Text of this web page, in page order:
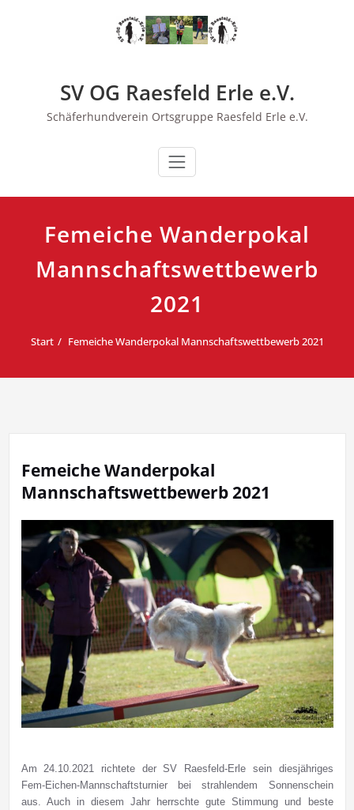
SV OG Raesfeld Erle e.V.
Schäferhundverein Ortsgruppe Raesfeld Erle e.V.
Femeiche Wanderpokal
Mannschaftswettbewerb
2021
Start Femeiche Wanderpokal Mannschaftswettbewerb 2021
Femeiche Wanderpokal
Mannschaftswettbewerb 2021
Am 24.10.2021 richtete der SV Raesfeld-Erle sein diesjähriges
Fem-Eichen-Mannschaftsturnier bei strahlendem Sonnenschein
aus. Auch in diesem Jahr herrschte gute Stimmung und beste